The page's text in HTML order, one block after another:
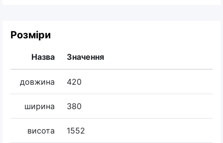
Розміри
Назва Значення
довжина 420
ширина 380
висота 1552